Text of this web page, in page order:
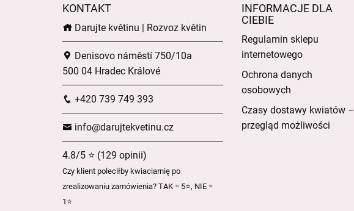
KONTAKT
Darujte květinu | Rozvoz květin
Denisovo náměstí 750/10a
500 04 Hradec Králové
+420 739 749 393
info@darujtekvetinu.cz
4.8/5 ⭐ (129 opinii)
Czy klient poleciłby kwiaciarnię po
zrealizowaniu zamówienia? TAK = 5⭐, NIE =
1⭐
INFORMACJE DLA
CIEBIE
Regulamin sklepu
internetowego
Ochrona danych
osobowych
Czasy dostawy kwiatów –
przegląd możliwości